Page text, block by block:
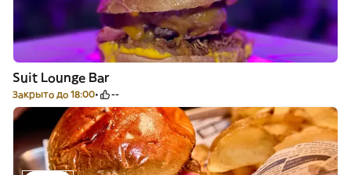
Suit Lounge Bar
Закрыто до 18:00 --